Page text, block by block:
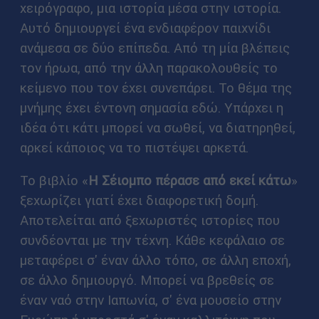
χειρόγραφο, μια ιστορία μέσα στην ιστορία.
Αυτό δημιουργεί ένα ενδιαφέρον παιχνίδι
ανάμεσα σε δύο επίπεδα. Από τη μία βλέπεις
τον ήρωα, από την άλλη παρακολουθείς το
κείμενο που τον έχει συνεπάρει. Το θέμα της
μνήμης έχει έντονη σημασία εδώ. Υπάρχει η
ιδέα ότι κάτι μπορεί να σωθεί, να διατηρηθεί,
αρκεί κάποιος να το πιστέψει αρκετά.
Το βιβλίο «Η Σέιομπο πέρασε από εκεί κάτω»
ξεχωρίζει γιατί έχει διαφορετική δομή.
Αποτελείται από ξεχωριστές ιστορίες που
συνδέονται με την τέχνη. Κάθε κεφάλαιο σε
μεταφέρει σ' έναν άλλο τόπο, σε άλλη εποχή,
σε άλλο δημιουργό. Μπορεί να βρεθείς σε
έναν ναό στην Ιαπωνία, σ' ένα μουσείο στην